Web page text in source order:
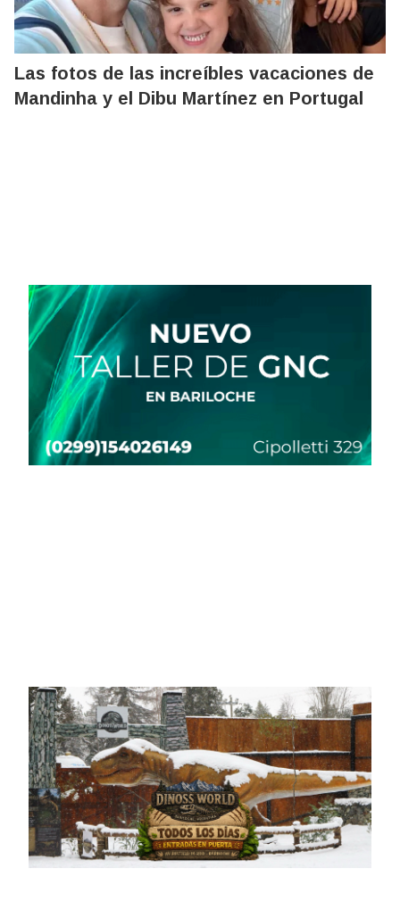
Las fotos de las increíbles vacaciones de
Mandinha y el Dibu Martínez en Portugal